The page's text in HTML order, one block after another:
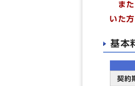
また
いた
基本
契約